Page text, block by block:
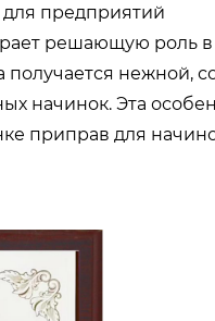
предприятий
решающую роль в
получается нежной,
начинок. Эта
приправ для